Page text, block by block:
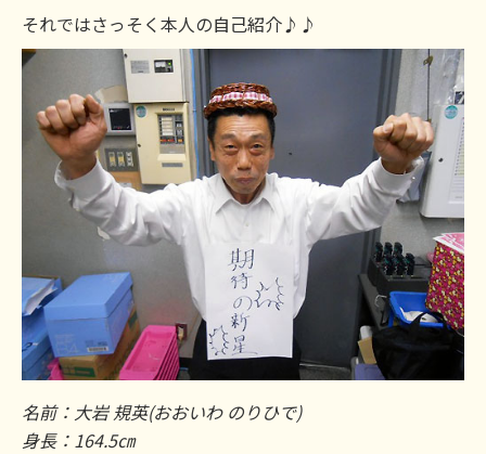
それではさっそく本人の自己紹介♪♪
名前：大岩 規英(おおいわ のりひで)
身長：164.5㎝